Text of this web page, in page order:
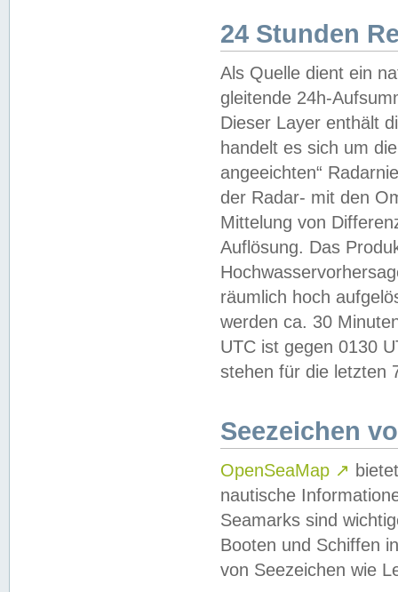
24 Stunden
Als Quelle dient ein
gleitende 24h-
Dieser Layer enthält
handelt es sich um
angeeichten“
der Radar- mit den
Mittelung von
Auflösung. Das
räumlich hoch
werden ca. 30
UTC ist gegen 0130
stehen für die letzten
Seezeichen
OpenSeaMap ↗
nautische
Seamarks sind
Booten und Schiffen
von Seezeichen wie